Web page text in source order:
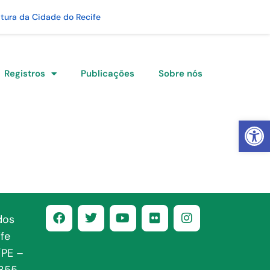
Abrir
da Cidade do Recife
Registros Publicações Sobre nós
–